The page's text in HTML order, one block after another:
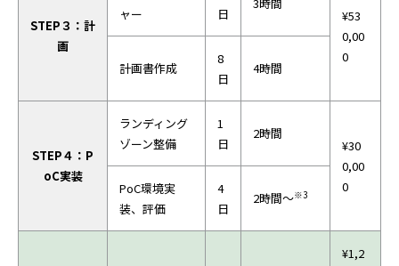
STEP３：計
画
ャー
日
¥53
0,00
0
計画書作成
8
日
4時間
STEP４：P
oC実装
ランディング
ゾーン整備
1
日
2時間
¥30
0,00
0
PoC環境実
装、評価
4
日
2時間～※3
¥1,2